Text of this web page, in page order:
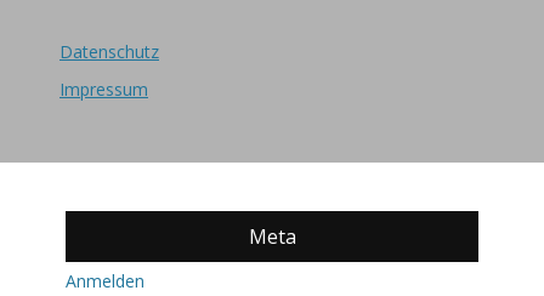
Datenschutz
Impressum
Meta
Anmelden